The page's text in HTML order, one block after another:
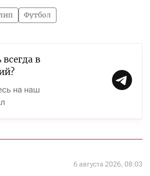
Футбол
в
на наш
6 августа 2026, 08:03